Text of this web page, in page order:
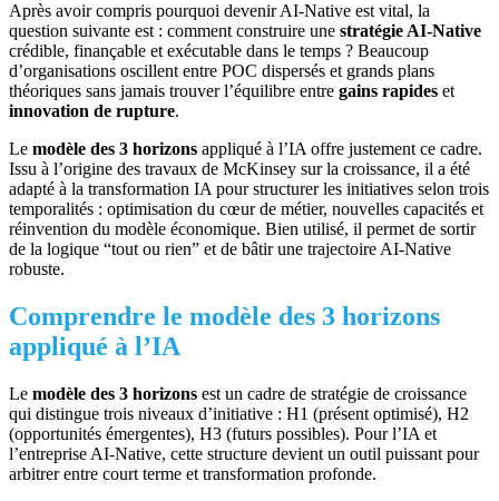
Après avoir compris pourquoi devenir AI‑Native est vital, la
question suivante est : comment construire une stratégie AI‑Native
crédible, finançable et exécutable dans le temps ? Beaucoup
d’organisations oscillent entre POC dispersés et grands plans
théoriques sans jamais trouver l’équilibre entre gains rapides et
innovation de rupture.
Le modèle des 3 horizons appliqué à l’IA offre justement ce cadre.
Issu à l’origine des travaux de McKinsey sur la croissance, il a été
adapté à la transformation IA pour structurer les initiatives selon trois
temporalités : optimisation du cœur de métier, nouvelles capacités et
réinvention du modèle économique. Bien utilisé, il permet de sortir
de la logique “tout ou rien” et de bâtir une trajectoire AI‑Native
robuste.
Comprendre le modèle des 3 horizons
appliqué à l’IA
Le modèle des 3 horizons est un cadre de stratégie de croissance
qui distingue trois niveaux d’initiative : H1 (présent optimisé), H2
(opportunités émergentes), H3 (futurs possibles). Pour l’IA et
l’entreprise AI‑Native, cette structure devient un outil puissant pour
arbitrer entre court terme et transformation profonde.